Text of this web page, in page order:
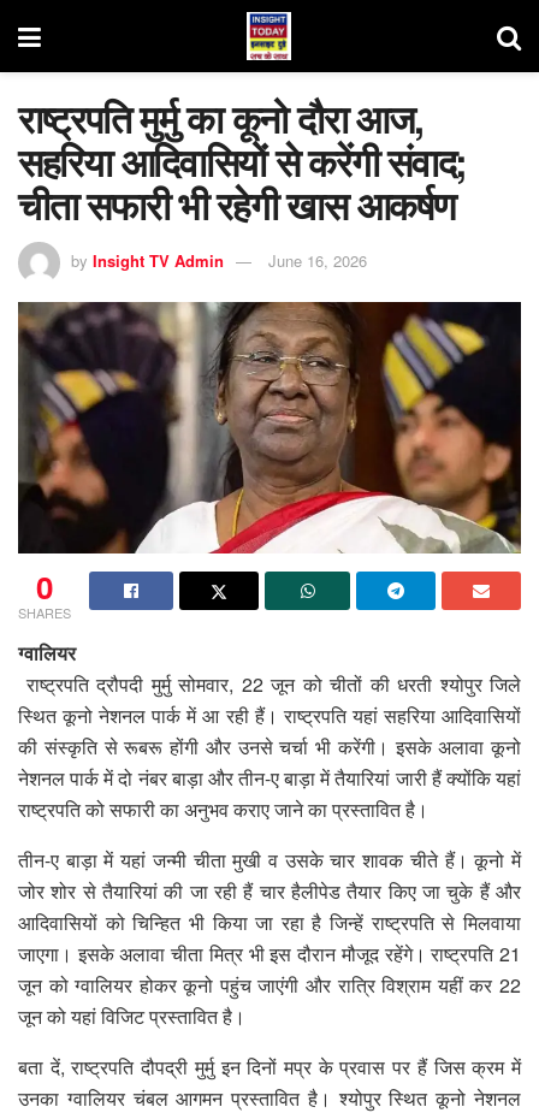
राष्ट्रपति मुर्मु का कूनो दौरा आज,
सहरिया आदिवासियों से करेंगी संवाद;
चीता सफारी भी रहेगी खास आकर्षण
by Insight TV Admin June 16, 2026
0
SHARES
ग्वालियर
राष्ट्रपति द्रौपदी मुर्मु सोमवार, 22 जून को चीतों की धरती श्योपुर जिले
स्थित कूनो नेशनल पार्क में आ रही हैं। राष्ट्रपति यहां सहरिया आदिवासियों
की संस्कृति से रूबरू होंगी और उनसे चर्चा भी करेंगी। इसके अलावा कूनो
नेशनल पार्क में दो नंबर बाड़ा और तीन-ए बाड़ा में तैयारियां जारी हैं क्योंकि यहां
राष्ट्रपति को सफारी का अनुभव कराए जाने का प्रस्तावित है।
तीन-ए बाड़ा में यहां जन्मी चीता मुखी व उसके चार शावक चीते हैं। कूनो में
जोर शोर से तैयारियां की जा रही हैं चार हैलीपेड तैयार किए जा चुके हैं और
आदिवासियों को चिन्हित भी किया जा रहा है जिन्हें राष्ट्रपति से मिलवाया
जाएगा। इसके अलावा चीता मित्र भी इस दौरान मौजूद रहेंगे। राष्ट्रपति 21
जून को ग्वालियर होकर कूनो पहुंच जाएंगी और रात्रि विश्राम यहीं कर 22
जून को यहां विजिट प्रस्तावित है।
बता दें, राष्ट्रपति दौपद्री मुर्मु इन दिनों मप्र के प्रवास पर हैं जिस क्रम में
उनका ग्वालियर चंबल आगमन प्रस्तावित है। श्योपुर स्थित कूनो नेशनल